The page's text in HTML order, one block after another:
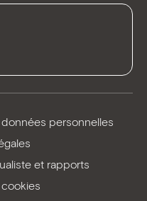
personnelles
et rapports